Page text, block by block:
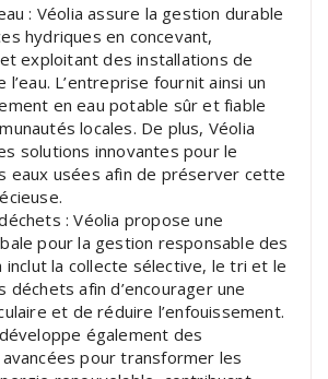
: Véolia assure la gestion durable
hydriques en concevant,
exploitant des installations de
L’entreprise fournit ainsi un
en eau potable sûr et fiable
locales. De plus, Véolia
solutions innovantes pour le
eaux usées afin de préserver cette
: Véolia propose une
pour la gestion responsable des
inclut la collecte sélective, le tri et le
déchets afin d’encourager une
et de réduire l’enfouissement.
également des
pour transformer les